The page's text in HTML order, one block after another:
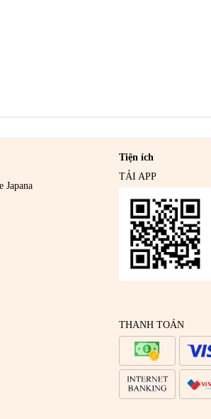
Japana
Tiện ích
TẢI APP
THANH TOÁN